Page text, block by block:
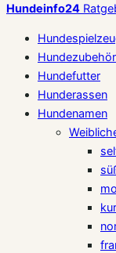
Hundeinfo24
Hundezubehör
Hundefutter
Hunderassen
Hundenamen